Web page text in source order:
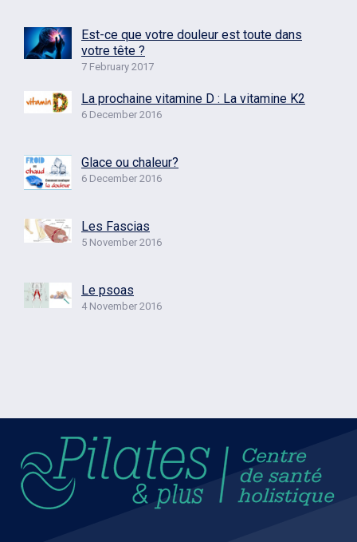
Est-ce que votre douleur est toute dans
votre tête ?
7 February 2017
La prochaine vitamine D : La vitamine K2
6 December 2016
Glace ou chaleur?
6 December 2016
Les Fascias
5 November 2016
Le psoas
4 November 2016